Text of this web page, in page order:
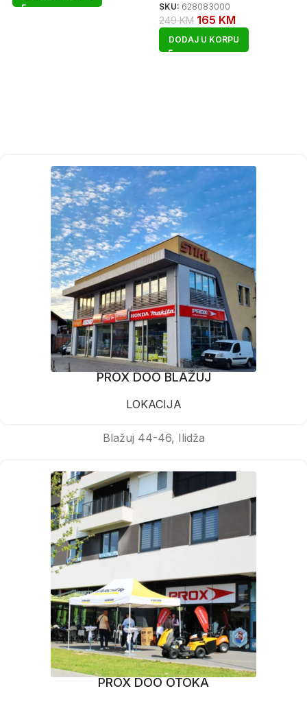
SKU: 628083000
249KM 165 KM
DODAJ U KORPU
PROX DOO BLAŽUJ
LOKACIJA
Blažuj 44-46, Ilidža
PROX DOO OTOKA